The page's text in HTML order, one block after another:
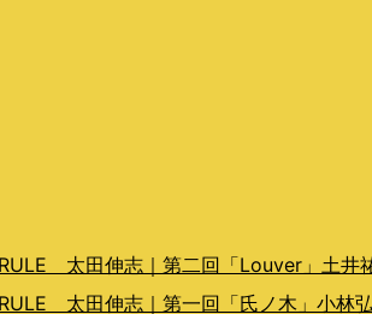
RULE 太田伸志｜第二回「Louver」土井
太田伸志｜第一回「氏ノ木」小林